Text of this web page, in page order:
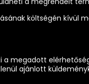
költségén
megadott
ajánlott